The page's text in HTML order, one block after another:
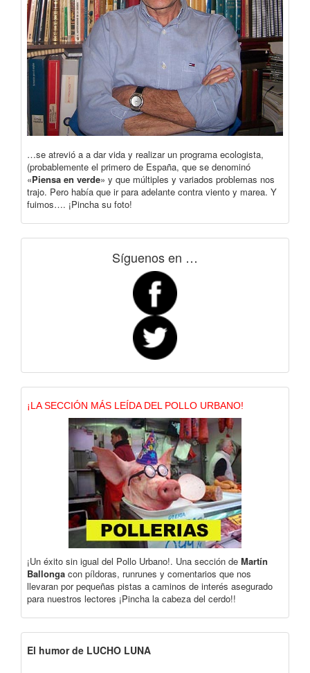
…se atrevió a a dar vida y realizar un programa ecologista,
(probablemente el primero de España, que se denominó
«Piensa en verde» y que múltiples y variados problemas nos
trajo. Pero había que ir para adelante contra viento y marea. Y
fuimos…. ¡Pincha su foto!
Síguenos en …
¡LA SECCIÓN MÁS LEÍDA DEL POLLO URBANO!
¡Un éxito sin igual del Pollo Urbano!. Una sección de Martín
Ballonga con píldoras, runrunes y comentarios que nos
llevaran por pequeñas pistas a caminos de interés asegurado
para nuestros lectores ¡Pincha la cabeza del cerdo!!
El humor de LUCHO LUNA